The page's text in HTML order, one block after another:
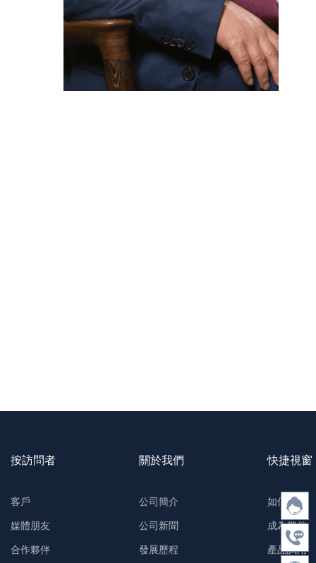
按訪問者
客戶
媒體朋友
合作夥伴
關於我們
公司簡介
公司新聞
發展歷程
快捷視窗
如何購買
成為夥伴
產品試用